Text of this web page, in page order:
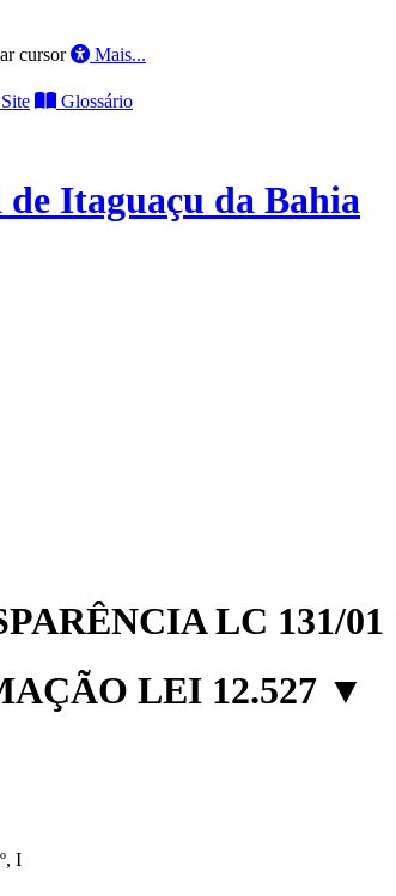
cursor Mais...
Glossário
Itaguaçu da Bahia
LC 131/01
LEI 12.527 ▼
I